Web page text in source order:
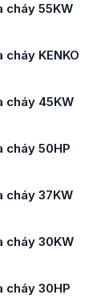
cháy 55KW
KENKO
cháy 45KW
cháy 50HP
cháy 37KW
cháy 30KW
cháy 30HP